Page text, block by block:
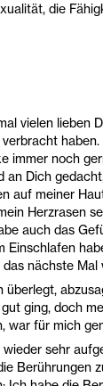
die
vielen lieben
immer noch
an Dich
auf meiner
Herzrasen
auch das
Einschlafen
nächste Mal
ging, doch
war für mich
sehr
Berührungen